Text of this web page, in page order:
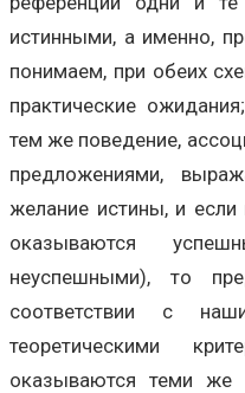
истинными, а именно,
понимаем, при обеих
практические
тем же поведение,
предложениями,
желание истины, и
оказываются
неуспешными), то
соответствии с
теоретическими
оказываются теми же